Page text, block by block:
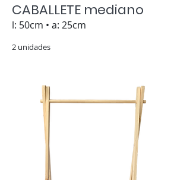
CABALLETE mediano
l: 50cm • a: 25cm
2 unidades